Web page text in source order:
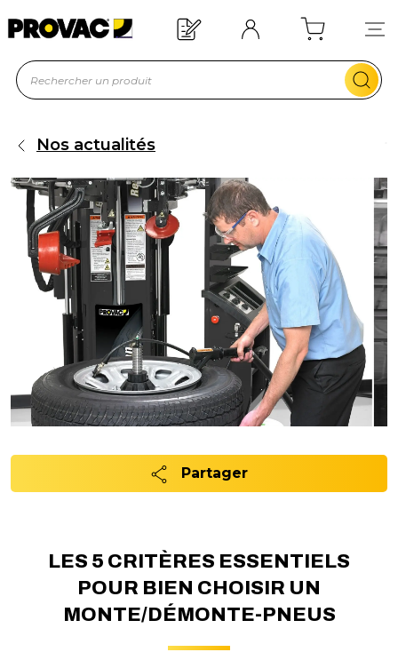
Offre de bienvenue : 20€ offerts !
En savoir plus
Nos actualités
Partager
LES 5 CRITÈRES ESSENTIELS
POUR BIEN CHOISIR UN
MONTE/DÉMONTE-PNEUS